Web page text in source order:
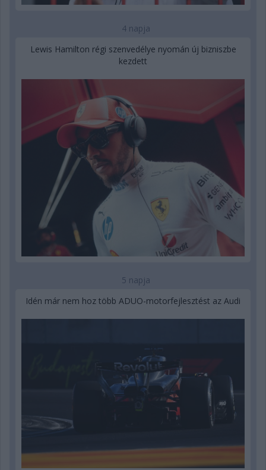
4 napja
Lewis Hamilton régi szenvedélye nyomán új bizniszbe
kezdett
5 napja
Idén már nem hoz több ADUO-motorfejlesztést az Audi